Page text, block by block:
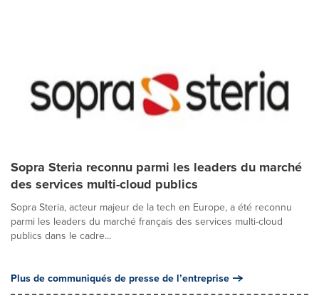
Sopra Steria reconnu parmi les leaders du marché
des services multi-cloud publics
Sopra Steria, acteur majeur de la tech en Europe, a été reconnu
parmi les leaders du marché français des services multi-cloud
publics dans le cadre...
Plus de communiqués de presse de l’entreprise